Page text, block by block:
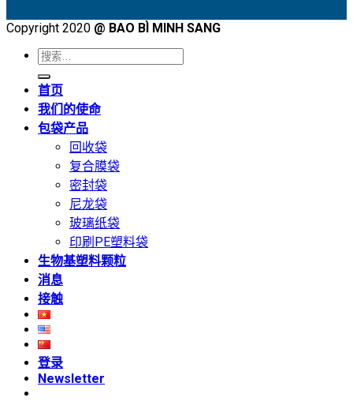
Copyright 2020 @ BAO BÌ MINH SANG
搜
索：
首页
我们的使命
包袋产品
回收袋
复合膜袋
密封袋
尼龙袋
玻璃纸袋
印刷PE塑料袋
生物基塑料颗粒
消息
接触
登录
Newsletter